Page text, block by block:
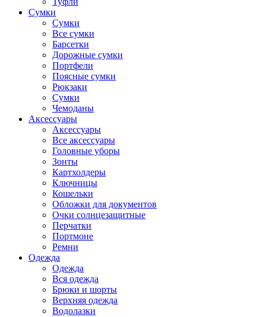
Сумки
Сумки
Все сумки
Барсетки
Дорожные сумки
Портфели
Поясные сумки
Рюкзаки
Сумки
Чемоданы
Аксессуары
Аксессуары
Все аксессуары
Головные уборы
Зонты
Картхолдеры
Ключницы
Кошельки
Обложки для документов
Очки солнцезащитные
Перчатки
Портмоне
Ремни
Одежда
Одежда
Вся одежда
Брюки и шорты
Верхняя одежда
Водолазки